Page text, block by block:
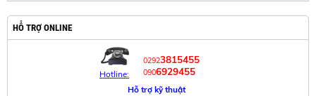
HỖ TRỢ ONLINE
Hotline:
02923815455
0906929455
Hỗ trợ kỹ thuật